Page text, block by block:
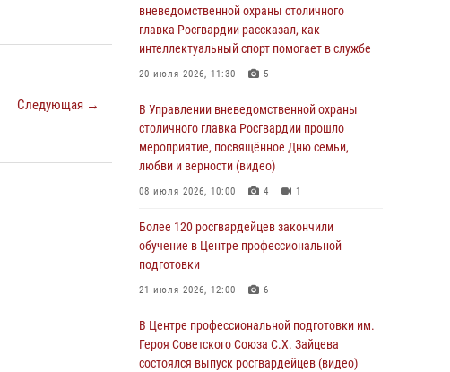
Следующая →
Столичные росгвардейцы задержали
мужчину, устроившего дебош в букмекерской
конторе (Видео)
05 августа 2026, 12:39
Московские росгвардейцы обеспечили
безопасность проведения футбольного матча
Кубка России (Видео)
05 августа 2026, 12:35 1
ознакомилась с передовыми методами
работы Росгвардии в Москве (видео)
04 августа 2026, 18:16
чемпионат по самбо и боевому самбо.
(видео)
04 августа 2026, 14:00 7 1
вневедомственной охраны столичного
главка Росгвардии рассказал, как
интеллектуальный спорт помогает в службе
20 июля 2026, 11:30 5
В Управлении вневедомственной охраны
столичного главка Росгвардии прошло
мероприятие, посвящённое Дню семьи,
любви и верности (видео)
08 июля 2026, 10:00 4 1
Более 120 росгвардейцев закончили
обучение в Центре профессиональной
подготовки
21 июля 2026, 12:00 6
В Центре профессиональной подготовки им.
Героя Советского Союза С.Х. Зайцева
состоялся выпуск росгвардейцев (видео)